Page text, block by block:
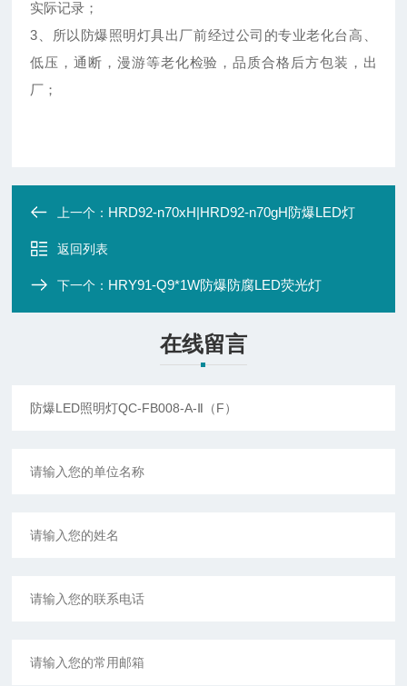
实际记录；
3、所以防爆照明灯具出厂前经过公司的专业老化台高、
低压，通断，漫游等老化检验，品质合格后方包装，出
厂；
上一个： HRD92-n70xH|HRD92-n70gH防爆LED灯
返回列表
下一个： HRY91-Q9*1W防爆防腐LED荧光灯
在线留言